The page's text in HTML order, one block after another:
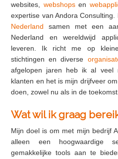
websites, webshopsen
expertise van Andora
Nederland samen met een
Nederland en wereldwijd
leveren. Ik richt me op
stichtingen en diverse
afgelopen jaren heb ik al veel
klanten en het is mijn drijfveer
doen, zowel nu als in de toekomst.
Wat wil ik graag
Mijn doel is om met mijn bedrijf
alleen een hoogwaardige
gemakkelijke tools aan te